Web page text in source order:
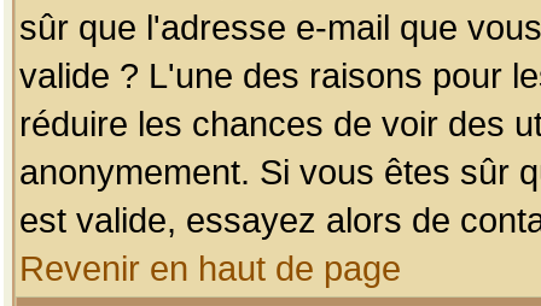
sûr que l'adresse e-mail que
valide ? L'une des raisons pour
réduire les chances de voir des
anonymement. Si vous êtes sûr
est valide, essayez alors de
Revenir en haut de page